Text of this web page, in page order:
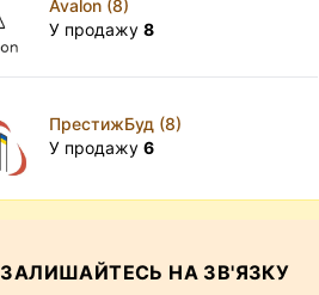
Avalon (8)
У продажу8
ПрестижБуд (8)
У продажу6
ЗАЛИШАЙТЕСЬ НА ЗВ'ЯЗКУ